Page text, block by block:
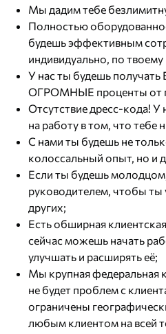
Мы дадим тебе
Полностью
будешь эффективным
индивидуально, по
У нас ты будешь
ОГРОМНЫЕ проценты от
Отсутствие дресс-кода!
на работу в том, что тебе
С нами ты будешь не
колоссальный опыт, но и
Если ты будешь
руководителем, чтобы
других;
Есть обширная
сейчас можешь начать
улучшать и расширять её;
Мы крупная федеральная
не будет проблем с
ограничены
любым клиентом на всей